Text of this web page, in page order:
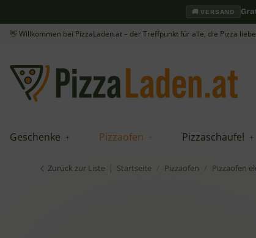
🚚 VERSAND
👋 Willkommen bei PizzaLaden.at – der Treffpunkt für alle, die Pizza
Geschenke Pizzaofen Pizzaschaufel
Zurück zur Liste Startseite Pizzaofen Pizzaofen